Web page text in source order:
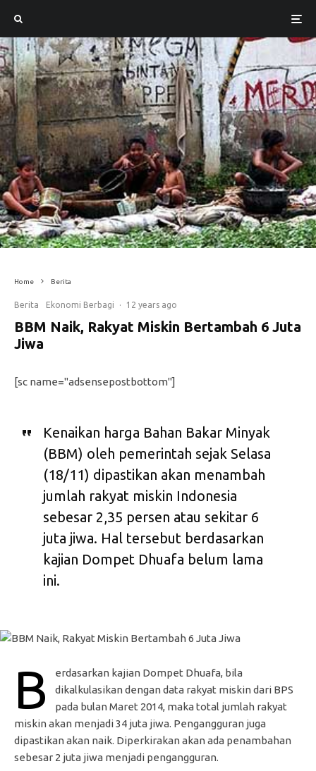
Home Berita
Berita Ekonomi Berbagi · 12 years ago
BBM Naik, Rakyat Miskin Bertambah 6 Juta
Jiwa
[sc name="adsensepostbottom"]
Kenaikan harga Bahan Bakar Minyak
(BBM) oleh pemerintah sejak Selasa
(18/11) dipastikan akan menambah
jumlah rakyat miskin Indonesia
sebesar 2,35 persen atau sekitar 6
juta jiwa. Hal tersebut berdasarkan
kajian Dompet Dhuafa belum lama
ini.
B
erdasarkan kajian Dompet Dhuafa, bila
dikalkulasikan dengan data rakyat miskin dari BPS
pada bulan Maret 2014, maka total jumlah rakyat
miskin akan menjadi 34 juta jiwa. Pengangguran juga
dipastikan akan naik. Diperkirakan akan ada penambahan
sebesar 2 juta jiwa menjadi pengangguran.